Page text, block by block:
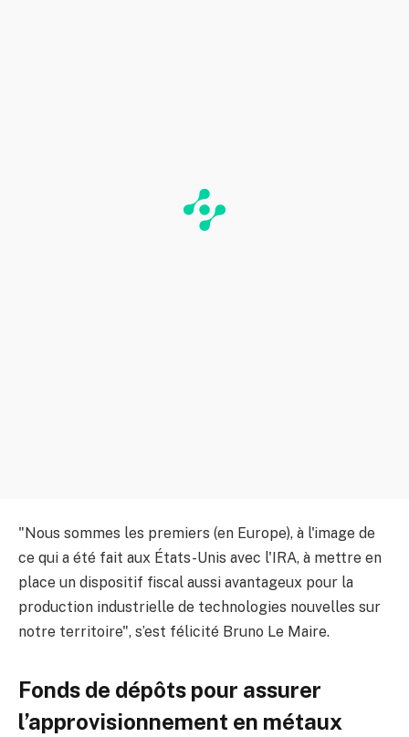
"Nous sommes les premiers (en Europe), à l'image de
ce qui a été fait aux États-Unis avec l'IRA, à mettre en
place un dispositif fiscal aussi avantageux pour la
production industrielle de technologies nouvelles sur
notre territoire", s’est félicité Bruno Le Maire.
Fonds de dépôts pour assurer
l’approvisionnement en métaux